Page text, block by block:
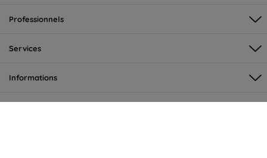
Professionnels
Services
Informations